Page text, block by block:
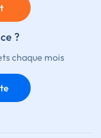
?
chaque mois